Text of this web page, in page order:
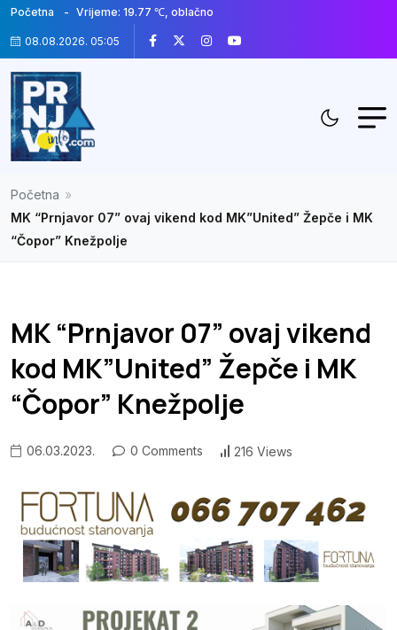
Početna Vrijeme: 19.77 ℃, oblačno
08.08.2026. 05:05
Početna »
MK “Prnjavor 07” ovaj vikend kod MK”United” Žepče i MK
“Čopor” Knežpolje
MK “Prnjavor 07” ovaj vikend
kod MK”United” Žepče i MK
“Čopor” Knežpolje
06.03.2023. 0 Comments 216 Views